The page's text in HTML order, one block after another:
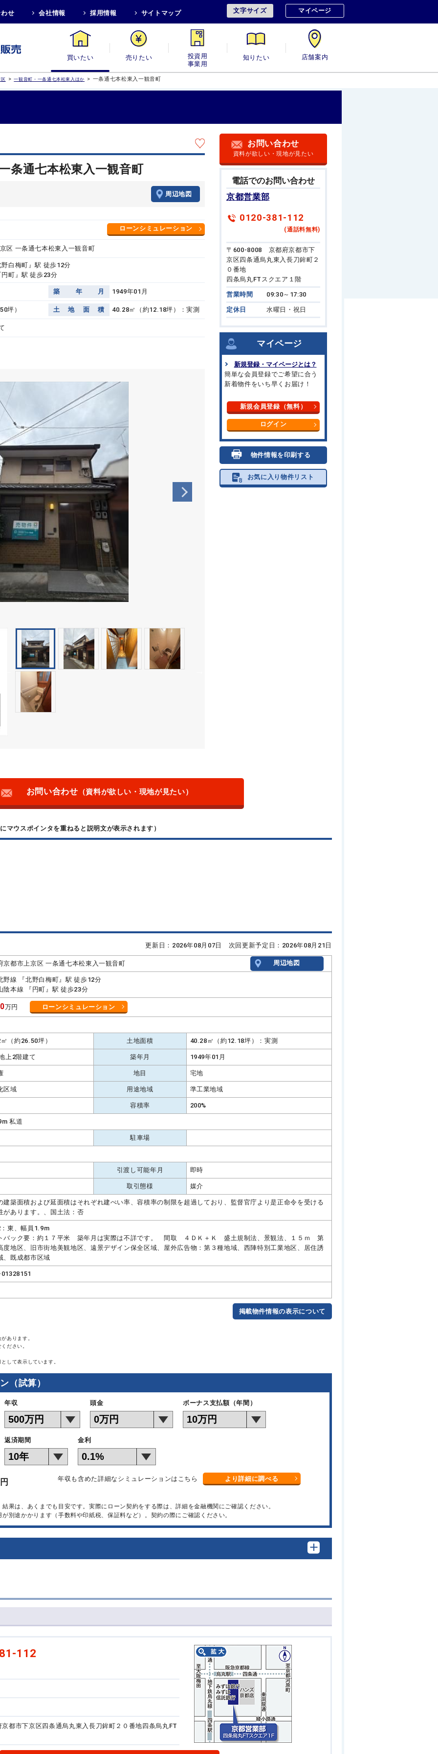
せ 会社情報 採用情報 サイトマップ 文字サイズ マイページ
買いたい 売りたい 投資用・事業用 知りたい 店舗案内
区 > 一観音町・一条通七本松東入ほか > 一条通七本松東入一観音町
条通七本松東入一観音町
周辺地図
ローンシミュレーション
区 一条通七本松東入一観音町
白梅町』駅 徒歩12分
町』駅 徒歩23分
築 年 月 1949年01月
坪） 土 地 面 積 40.28㎡（約12.18坪）：実測
お問い合わせ
資料が欲しい・現地が見たい
電話でのお問い合わせ
京都営業部
0120-381-112
(通話料無料)
〒600-8008 京都府京都市下
京区四条通烏丸東入長刀鉾町２
０番地
四条烏丸FTスクエア１階
営業時間 09:30～17:30
定休日 水曜日・祝日
マイページ
新規登録・マイページとは？
簡単な会員登録でご希望に合う
新着物件をいち早くお届け！
新規会員登録（無料）
ログイン
物件情報を印刷する
お気に入り物件リスト
お問い合わせ （資料が欲しい・現地が見たい）
マウスポインタを重ねると説明文が表示されます）
更新日：2026年08月07日 次回更新予定日：2026年08月21日
京都市上京区 一条通七本松東入一観音町 周辺地図
野線 『北野白梅町』駅 徒歩12分
陰本線 『円町』駅 徒歩23分
万円 ローンシミュレーション
（約26.50坪） 土地面積 40.28㎡（約12.18坪）：実測
上2階建て 築年月 1949年01月
地目 宅地
区域 用途地域 準工業地域
容積率 200%
私道
駐車場
引渡し可能年月 即時
取引態様 媒介
建築面積および延面積はそれぞれ建ぺい率、容積率の制限を超過しており、監督官庁より是正命令を受ける
があります。、国土法：否
東、幅員1.9m
バック要：約１７平米 築年月は実際は不詳です。 間取 ４ＤＫ＋Ｋ 盛土規制法、景観法、１５ｍ 第
度地区、旧市街地美観地区、遠景デザイン保全区域、屋外広告物：第３種地域、西陣特別工業地区、居住誘
、既成都市区域
掲載物件情報の表示について
あります。
ださい。
して表示しています。
（試算）
年収 頭金 ボーナス支払額（年間）
返済期間 金利
年収も含めた詳細なシミュレーションはこちら より詳細に調べる
果は、あくまでも目安です。実際にローン契約をする際は、詳細を金融機関にご確認ください。
別途かかります（手数料や印紙税、保証料など）。契約の際にご確認ください。
112
都市下京区四条通烏丸東入長刀鉾町２０番地四条烏丸FT